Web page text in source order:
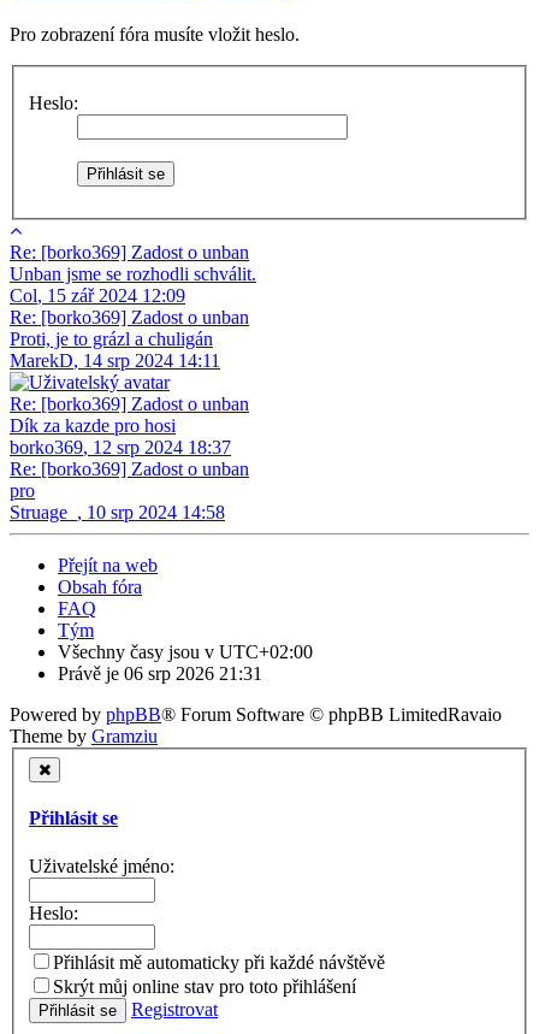
Pro zobrazení fóra musíte vložit heslo.
Heslo:
Re: [borko369] Zadost o unban
Unban jsme se rozhodli schválit.
Col, 15 zář 2024 12:09
Re: [borko369] Zadost o unban
Proti, je to grázl a chuligán
MarekD, 14 srp 2024 14:11
Re: [borko369] Zadost o unban
Dík za kazde pro hosi
borko369, 12 srp 2024 18:37
Re: [borko369] Zadost o unban
pro
Struage_ , 10 srp 2024 14:58
Přejít na web
Obsah fóra
FAQ
Tým
Všechny časy jsou v UTC+02:00
Právě je 06 srp 2026 21:31
Powered by phpBB® Forum Software © phpBB LimitedRavaio
Theme by Gramziu
Přihlásit se
Uživatelské jméno:
Heslo:
Přihlásit mě automaticky při každé návštěvě
Skrýt můj online stav pro toto přihlášení
Registrovat